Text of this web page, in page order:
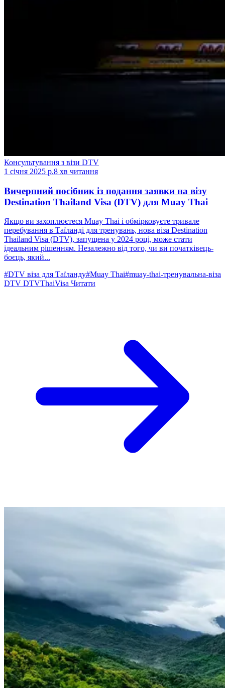
Консультування з візи DTV
1 січня 2025 р.8 хв читання
Вичерпний посібник із подання заявки на візу
Destination Thailand Visa (DTV) для Muay Thai
Якщо ви захоплюєтеся Muay Thai і обмірковуєте тривале
перебування в Таїланді для тренувань, нова віза Destination
Thailand Visa (DTV), запущена у 2024 році, може стати
ідеальним рішенням. Незалежно від того, чи ви початківець-
боєць, який...
#DTV віза для Таїланду#Muay Thai#muay-thai-тренувальна-віза
DTV DTVThaiVisa Читати